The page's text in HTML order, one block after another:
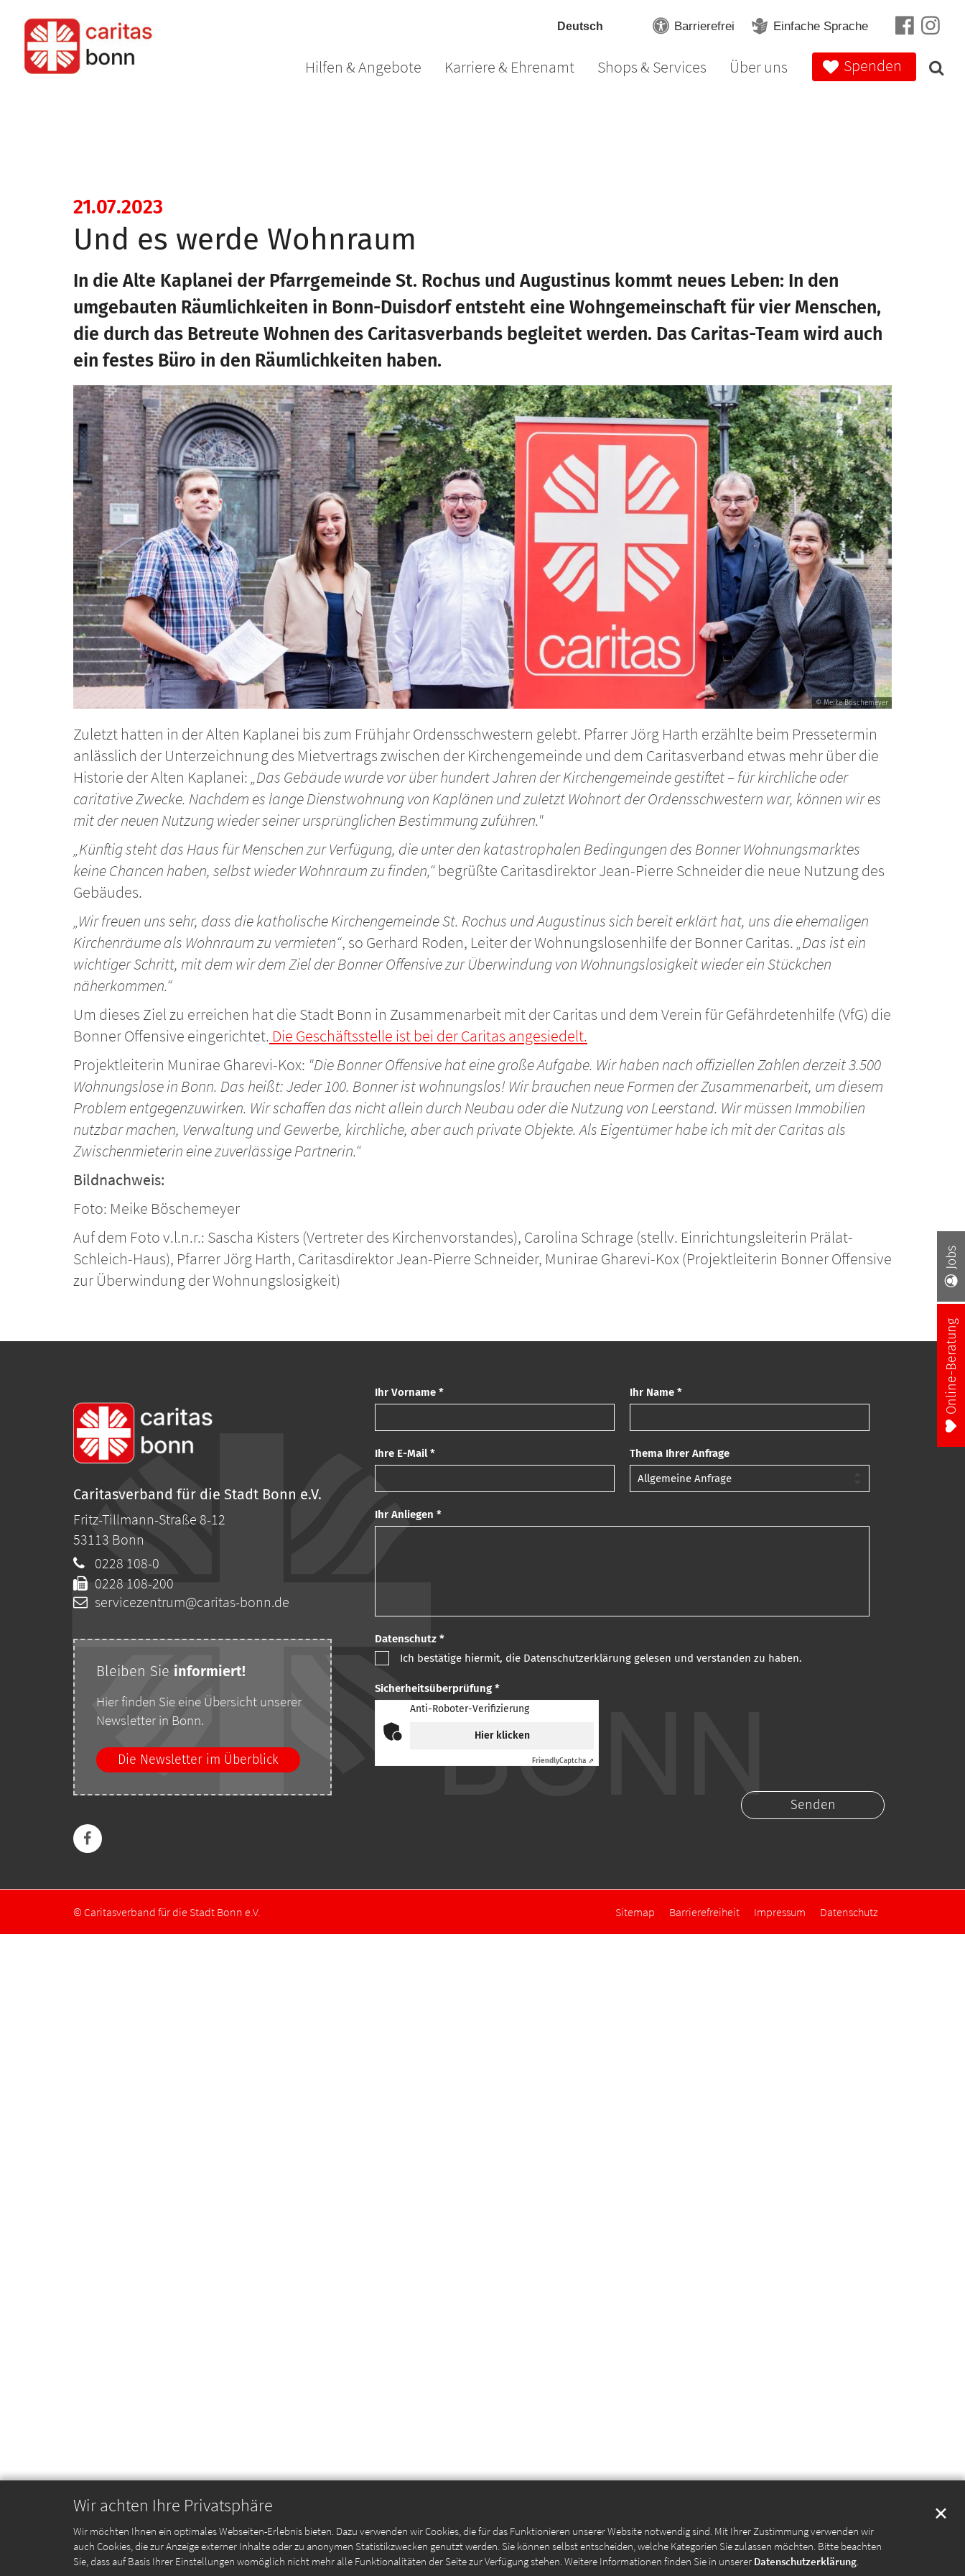
Wir achten Ihre Privatsphäre
Wir möchten Ihnen ein optimales Webseiten-Erlebnis bieten. Dazu verwenden wir Cookies, die für das Funktionieren unserer Website notwendig sind. Mit Ihrer Zustimmung verwenden wir
auch Cookies, die zur Anzeige externer Inhalte oder zu anonymen Statistikzwecken genutzt werden. Sie können selbst entscheiden, welche Kategorien Sie zulassen möchten. Bitte beachten
Sie, dass auf Basis Ihrer Einstellungen womöglich nicht mehr alle Funktionalitäten der Seite zur Verfügung stehen. Weitere Informationen finden Sie in unserer Datenschutzerklärung.
✕
Hilfen & Angebote Karriere & Ehrenamt Shops & Services Über uns Spenden
Barrierefrei Einfache Sprache
21.07.2023
Und es werde Wohnraum
In die Alte Kaplanei der Pfarrgemeinde St. Rochus und Augustinus kommt neues Leben: In den
umgebauten Räumlichkeiten in Bonn-Duisdorf entsteht eine Wohngemeinschaft für vier Menschen,
die durch das Betreute Wohnen des Caritasverbands begleitet werden. Das Caritas-Team wird auch
ein festes Büro in den Räumlichkeiten haben.
© Meike Böschemeyer
Zuletzt hatten in der Alten Kaplanei bis zum Frühjahr Ordensschwestern gelebt. Pfarrer Jörg Harth erzählte beim Pressetermin
anlässlich der Unterzeichnung des Mietvertrags zwischen der Kirchengemeinde und dem Caritasverband etwas mehr über die
Historie der Alten Kaplanei: „Das Gebäude wurde vor über hundert Jahren der Kirchengemeinde gestiftet – für kirchliche oder
caritative Zwecke. Nachdem es lange Dienstwohnung von Kaplänen und zuletzt Wohnort der Ordensschwestern war, können wir es
mit der neuen Nutzung wieder seiner ursprünglichen Bestimmung zuführen."
„Künftig steht das Haus für Menschen zur Verfügung, die unter den katastrophalen Bedingungen des Bonner Wohnungsmarktes
keine Chancen haben, selbst wieder Wohnraum zu finden,“ begrüßte Caritasdirektor Jean-Pierre Schneider die neue Nutzung des
Gebäudes.
„Wir freuen uns sehr, dass die katholische Kirchengemeinde St. Rochus und Augustinus sich bereit erklärt hat, uns die ehemaligen
Kirchenräume als Wohnraum zu vermieten“, so Gerhard Roden, Leiter der Wohnungslosenhilfe der Bonner Caritas. „Das ist ein
wichtiger Schritt, mit dem wir dem Ziel der Bonner Offensive zur Überwindung von Wohnungslosigkeit wieder ein Stückchen
näherkommen.“
Um dieses Ziel zu erreichen hat die Stadt Bonn in Zusammenarbeit mit der Caritas und dem Verein für Gefährdetenhilfe (VfG) die
Bonner Offensive eingerichtet. Die Geschäftsstelle ist bei der Caritas angesiedelt.
Projektleiterin Munirae Gharevi-Kox: "Die Bonner Offensive hat eine große Aufgabe. Wir haben nach offiziellen Zahlen derzeit 3.500
Wohnungslose in Bonn. Das heißt: Jeder 100. Bonner ist wohnungslos! Wir brauchen neue Formen der Zusammenarbeit, um diesem
Problem entgegenzuwirken. Wir schaffen das nicht allein durch Neubau oder die Nutzung von Leerstand. Wir müssen Immobilien
nutzbar machen, Verwaltung und Gewerbe, kirchliche, aber auch private Objekte. Als Eigentümer habe ich mit der Caritas als
Zwischenmieterin eine zuverlässige Partnerin.“
Bildnachweis:
Foto: Meike Böschemeyer
Auf dem Foto v.l.n.r.: Sascha Kisters (Vertreter des Kirchenvorstandes), Carolina Schrage (stellv. Einrichtungsleiterin Prälat-
Schleich-Haus), Pfarrer Jörg Harth, Caritasdirektor Jean-Pierre Schneider, Munirae Gharevi-Kox (Projektleiterin Bonner Offensive
zur Überwindung der Wohnungslosigkeit)
Ihr Vorname * Ihr Name *
Ihre E-Mail * Thema Ihrer Anfrage
Ihr Anliegen *
Datenschutz *
Ich bestätige hiermit, die Datenschutzerklärung gelesen und verstanden zu haben.
Sicherheitsüberprüfung *
Anti-Roboter-Verifizierung
Hier klicken
FriendlyCaptcha ⇗
Online-Beratung
Jobs
Caritasverband für die Stadt Bonn e.V.
Fritz-Tillmann-Straße 8-12
53113 Bonn
0228 108-0
0228 108-200
servicezentrum@caritas-bonn.de
Bleiben Sie informiert!
Hier finden Sie eine Übersicht unserer
Newsletter in Bonn.
Die Newsletter im Überblick
© Caritasverband für die Stadt Bonn e.V. Sitemap Barrierefreiheit Impressum Datenschutz